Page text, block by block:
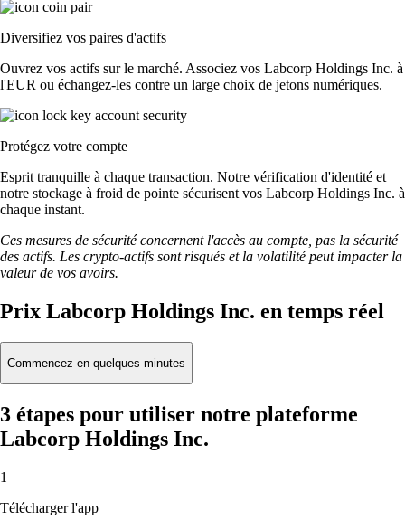
Diversifiez vos paires d'actifs
Ouvrez vos actifs sur le marché. Associez vos Labcorp Holdings Inc. à
l'EUR ou échangez-les contre un large choix de jetons numériques.
Protégez votre compte
Esprit tranquille à chaque transaction. Notre vérification d'identité et
notre stockage à froid de pointe sécurisent vos Labcorp Holdings Inc. à
chaque instant.
Ces mesures de sécurité concernent l'accès au compte, pas la sécurité
des actifs. Les crypto-actifs sont risqués et la volatilité peut impacter la
valeur de vos avoirs.
Prix Labcorp Holdings Inc. en temps réel
Commencez en quelques minutes
3 étapes pour utiliser notre plateforme
Labcorp Holdings Inc.
1
Télécharger l'app